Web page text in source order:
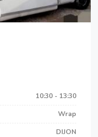
10:30 - 13:30
Wrap
DIJON